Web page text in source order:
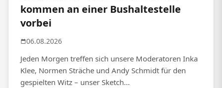
kommen an einer Bushaltestelle
vorbei
06.08.2026
Jeden Morgen treffen sich unsere Moderatoren Inka
Klee, Normen Sträche und Andy Schmidt für den
gespielten Witz – unser Sketch...